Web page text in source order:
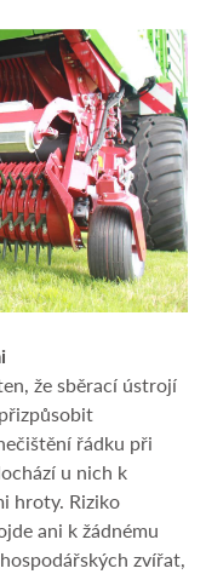
že sběrací ústrojí
řádku při
u nich k
hroty. Riziko
ani k žádnému
zvířat,